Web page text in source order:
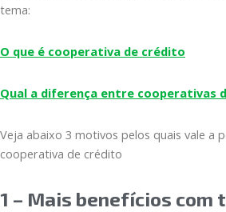
tema:
O que é cooperativa de crédito
Qual a diferença entre cooperativas
Veja abaixo 3 motivos pelos quais vale a
cooperativa de crédito
1 – Mais benefícios com